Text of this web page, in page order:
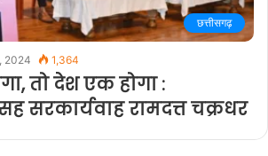
छत्तीसगढ़
2024 1,364
तो देश एक होगा :
रामदत्त चक्रधर